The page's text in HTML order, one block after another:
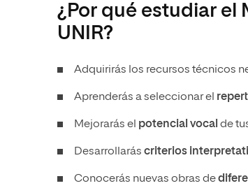
¿Por qué estudiar el
UNIR?
Adquirirás los recursos técnicos
Aprenderás a seleccionar el
Mejorarás el potencial vocal de
Desarrollarás criterios
Conocerás nuevas obras de